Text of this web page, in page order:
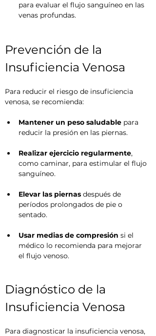
para evaluar el flujo sanguíneo en las
venas profundas.
Prevención de la
Insuficiencia Venosa
Para reducir el riesgo de insuficiencia
venosa, se recomienda:
Mantener un peso saludable para
reducir la presión en las piernas.
Realizar ejercicio regularmente,
como caminar, para estimular el flujo
sanguíneo.
Elevar las piernas después de
períodos prolongados de pie o
sentado.
Usar medias de compresión si el
médico lo recomienda para mejorar
el flujo venoso.
Diagnóstico de la
Insuficiencia Venosa
Para diagnosticar la insuficiencia venosa,